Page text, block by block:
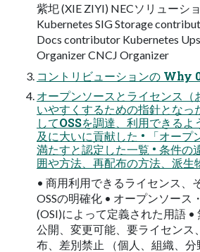
紫圯 (XIE ZIYI) NECソリューシ
Kubernetes SIG Storage
Docs contributor Kubernetes
Organizer CNCJ Organizer
コントリビューションの Why
オープンソースとライセンス（
いやすくするための指針となっ
してOSSを調達、利用できるよ
及に大いに貢献した • 「オープ
満たすと認定した一覧 • 条件の
囲や方法、再配布の方法、派生
• 商用利用できるライセンス、
OSSの明確化 • オープンソース
(OSI)によって定義された用語 •
公開、変更可能、要ライセンス
布、差別禁止 （個人、組織、分